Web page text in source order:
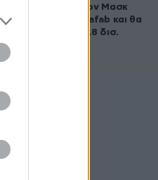
χτίζει ο Έλον Μασκ
λέγεται Terafab και θα
κοστίσει 16,8 δισ.